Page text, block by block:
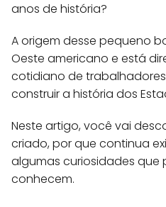
anos de história?
A origem desse pequeno
Oeste americano e está
cotidiano de
construir a história dos
Neste artigo, você vai
criado, por que continua
algumas curiosidades que
conhecem.